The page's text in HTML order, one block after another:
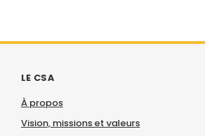
LE CSA
À propos
Vision, missions et valeurs